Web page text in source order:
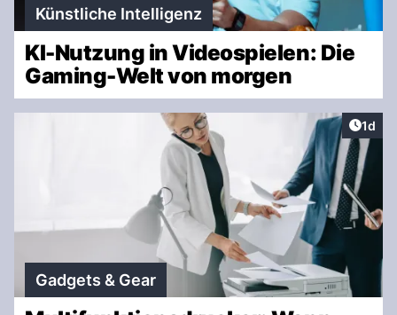
Künstliche Intelligenz
KI-Nutzung in Videospielen: Die
Gaming-Welt von morgen
1d
Gadgets & Gear